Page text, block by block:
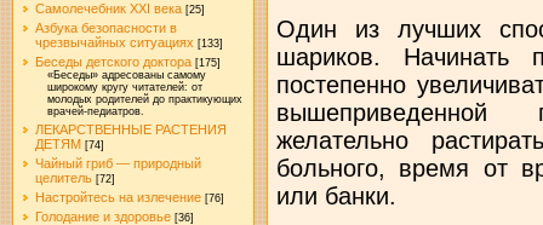
Самолечебник XXI века [25]
Азбука безопасности в
чрезвычайных ситуациях [133]
Беседы детского доктора [175]
«Беседы» адресованы самому
широкому кругу читателей: от
молодых родителей до практикующих
врачей-педиатров.
ЛЕКАРСТВЕННЫЕ РАСТЕНИЯ
ДЕТЯМ [74]
Чайный гриб — природный
целитель [72]
Настройтесь на излечение [76]
Голодание и здоровье [36]
Один из лучших
шариков.
постепенно
вышеприведенной
желательно
больного, время от
или банки.